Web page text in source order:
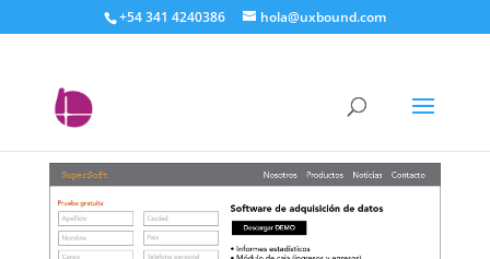
+54 341 4240386 hola@uxbound.com
ejemplo de una mala
landing page